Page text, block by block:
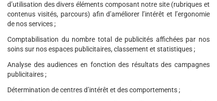
d’utilisation des divers éléments composant notre site (rubriques et
contenus visités, parcours) afin d’améliorer l’intérêt et l’ergonomie
de nos services ;
Comptabilisation du nombre total de publicités affichées par nos
soins sur nos espaces publicitaires, classement et statistiques ;
Analyse des audiences en fonction des résultats des campagnes
publicitaires ;
Détermination de centres d’intérêt et des comportements ;